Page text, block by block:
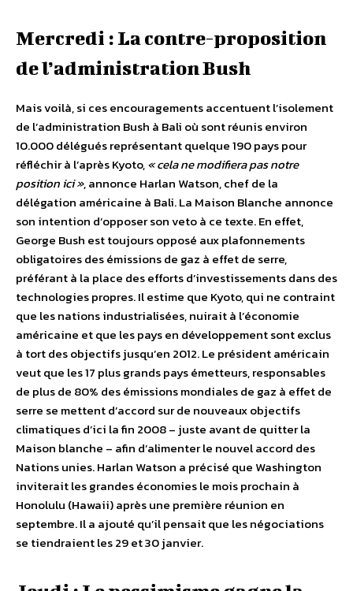
Mercredi : La contre-proposition
de l’administration Bush
Mais voilà, si ces encouragements accentuent l’isolement
de l’administration Bush à Bali où sont réunis environ
10.000 délégués représentant quelque 190 pays pour
réfléchir à l’après Kyoto,« cela ne modifiera pas notre
position ici », annonce Harlan Watson, chef de la
délégation américaine à Bali. La Maison Blanche annonce
son intention d’opposer son veto à ce texte. En effet,
George Bush est toujours opposé aux plafonnements
obligatoires des émissions de gaz à effet de serre,
préférant à la place des efforts d’investissements dans des
technologies propres. Il estime que Kyoto, qui ne contraint
que les nations industrialisées, nuirait à l’économie
américaine et que les pays en développement sont exclus
à tort des objectifs jusqu’en 2012. Le président américain
veut que les 17 plus grands pays émetteurs, responsables
de plus de 80% des émissions mondiales de gaz à effet de
serre se mettent d’accord sur de nouveaux objectifs
climatiques d’ici la fin 2008 – juste avant de quitter la
Maison blanche – afin d’alimenter le nouvel accord des
Nations unies. Harlan Watson a précisé que Washington
inviterait les grandes économies le mois prochain à
Honolulu (Hawaii) après une première réunion en
septembre. Il a ajouté qu’il pensait que les négociations
se tiendraient les 29 et 30 janvier.